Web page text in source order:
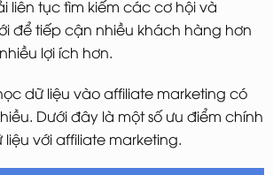
liên tục tìm kiếm các cơ hội và
để tiếp cận nhiều khách hàng hơn
lợi ích hơn.
dữ liệu vào affiliate marketing có
Dưới đây là một số ưu điểm chính
với affiliate marketing.